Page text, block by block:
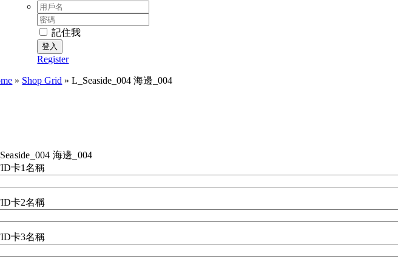
Username:
密
碼: 記住我
Register
» Shop Grid »L_Seaside_004 海邊_004
海邊_004
卡1名稱
卡2名稱
卡3名稱